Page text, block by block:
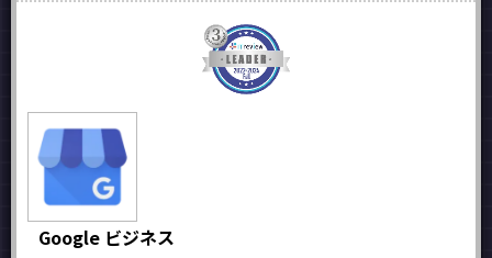
Google ビジネス